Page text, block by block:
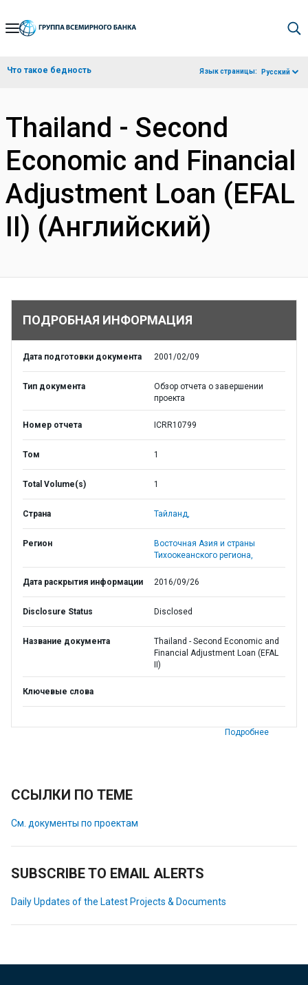
Skip
Navigation
Что такое бедность Язык страницы: Русский
Thailand - Second
Economic and Financial
Adjustment Loan (EFAL
II) (Английский)
ПОДРОБНАЯ ИНФОРМАЦИЯ
Дата подготовки документа 2001/02/09
Тип документа
Обзор отчета о завершении
проекта
Номер отчета ICRR10799
Том 1
Total Volume(s) 1
Страна Тайланд,
Регион
Восточная Азия и страны
Тихоокеанского региона,
Дата раскрытия информации 2016/09/26
Disclosure Status Disclosed
Название документа
Thailand - Second Economic and
Financial Adjustment Loan (EFAL
II)
Ключевые слова
Подробнее
ССЫЛКИ ПО ТЕМЕ
См. документы по проектам
SUBSCRIBE TO EMAIL ALERTS
Daily Updates of the Latest Projects & Documents